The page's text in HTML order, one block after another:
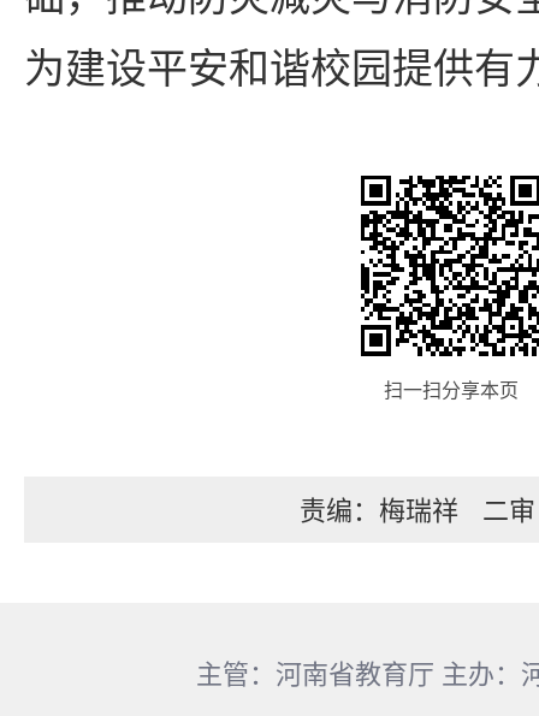
为建设平安和谐校园提供有
扫一扫分享本页
责编：梅瑞祥 二
主管：河南省教育厅 主办：